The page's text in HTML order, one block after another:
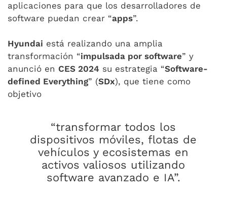
aplicaciones para que los desarrolladores de
software puedan crear “apps”.
Hyundai está realizando una amplia
transformación “impulsada por software” y
anunció en CES 2024 su estrategia “Software-
defined Everything” (SDx), que tiene como
objetivo
“transformar todos los
dispositivos móviles, flotas de
vehículos y ecosistemas en
activos valiosos utilizando
software avanzado e IA”.